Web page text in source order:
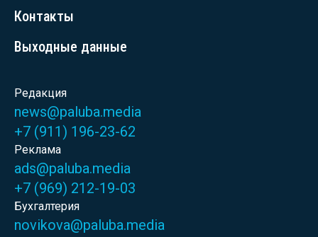
Контакты
Выходные данные
Редакция
news@paluba.media
+7 (911) 196-23-62
Реклама
ads@paluba.media
+7 (969) 212-19-03
Бухгалтерия
novikova@paluba.media